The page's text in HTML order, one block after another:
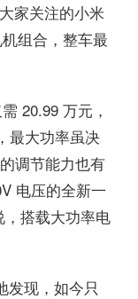
家关注的小米
组合，整车最
20.99 万元，
最大功率虽决
调节能力也有
电压的全新一
搭载大功率电
发现，如今只